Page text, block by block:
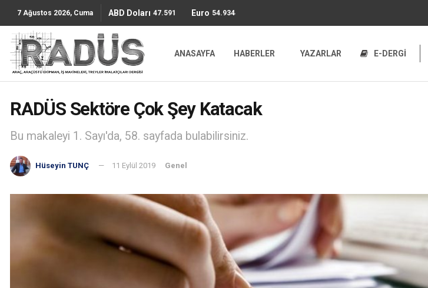
7 Ağustos 2026, Cuma ABD Doları 47.5911 Euro 54.9344
ANASAYFA HABERLER YAZARLAR E-DERGİ
RADÜS Sektöre Çok Şey Katacak
Bu makaleyi 1. Sayı'da, 58. sayfada bulabilirsiniz.
Hüseyin TUNÇ 11 Eylül 2019 Genel